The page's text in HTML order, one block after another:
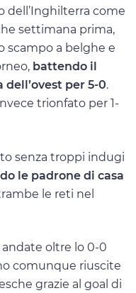
dell’Inghilterra come
settimana prima,
scampo a belghe e
battendo il
dell’ovest per 5-0.
trionfato per 1-
senza troppi indugi
le padrone di casa
le reti nel
oltre lo 0-0
comunque riuscite
grazie al goal di